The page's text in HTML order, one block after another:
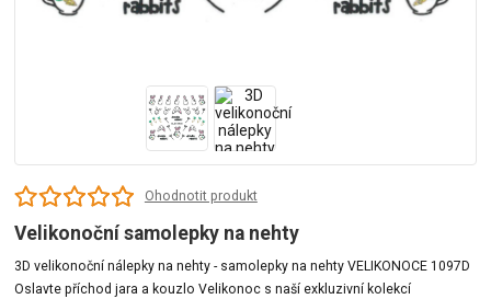
Ohodnotit produkt
Velikonoční samolepky na nehty
3D velikonoční nálepky na nehty - samolepky na nehty VELIKONOCE 1097D
Oslavte příchod jara a kouzlo Velikonoc s naší exkluzivní kolekcí